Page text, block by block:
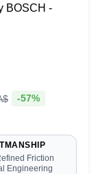
BOSCH -
-57%
Friction
Engineering